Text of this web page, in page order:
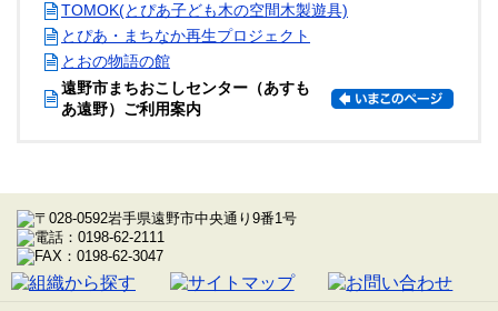
TOMOK(とぴあ子ども木の空間木製遊具)
とぴあ・まちなか再生プロジェクト
とおの物語の館
遠野市まちおこしセンター（あすも
あ遠野）ご利用案内